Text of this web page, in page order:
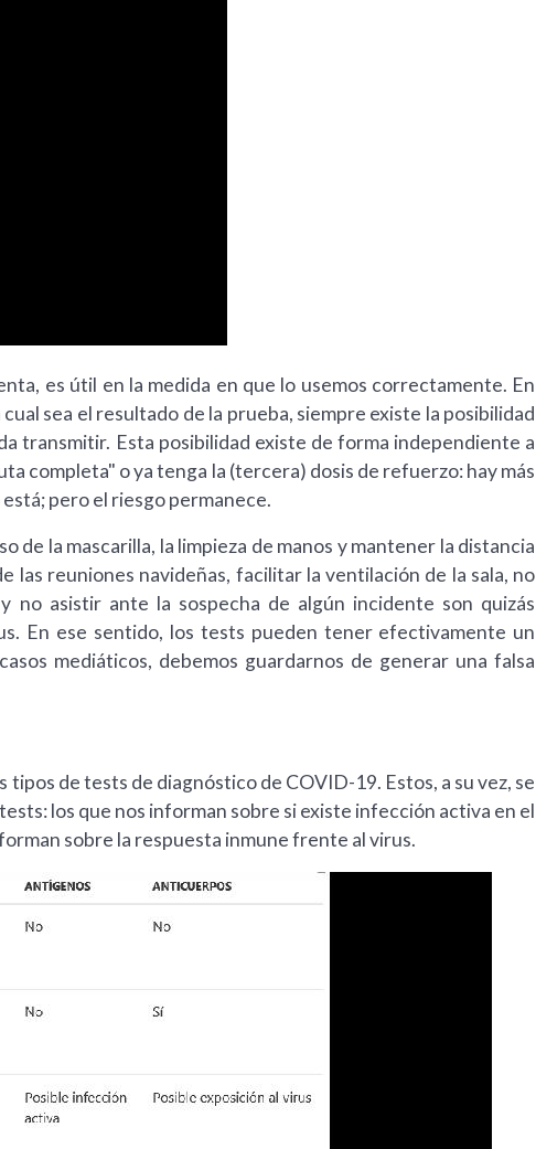
es útil en la medida en que lo usemos correctamente. En
sea el resultado de la prueba, siempre existe la posibilidad
transmitir. Esta posibilidad existe de forma independiente a
completa" o ya tenga la (tercera) dosis de refuerzo: hay más
pero el riesgo permanece.
de la mascarilla, la limpieza de manos y mantener la distancia
las reuniones navideñas, facilitar la ventilación de la sala, no
no asistir ante la sospecha de algún incidente son quizás
En ese sentido, los tests pueden tener efectivamente un
mediáticos, debemos guardarnos de generar una falsa
de tests de diagnóstico de COVID-19. Estos, a su vez, se
los que nos informan sobre si existe infección activa en el
sobre la respuesta inmune frente al virus.